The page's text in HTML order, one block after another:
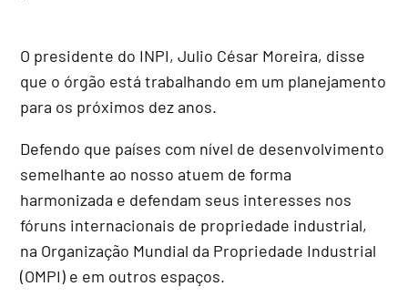
O presidente do INPI, Julio César Moreira, disse
que o órgão está trabalhando em um planejamento
para os próximos dez anos.
Defendo que países com nível de desenvolvimento
semelhante ao nosso atuem de forma
harmonizada e defendam seus interesses nos
fóruns internacionais de propriedade industrial,
na Organização Mundial da Propriedade Industrial
(OMPI) e em outros espaços.